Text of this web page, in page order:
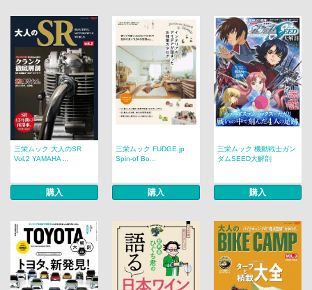
三栄ムック 大人のSR
Vol.2 YAMAHA ...
購入
三栄ムック FUDGE.jp
Spin-of Bo...
購入
三栄ムック 機動戦士ガン
ダムSEED大解剖
購入